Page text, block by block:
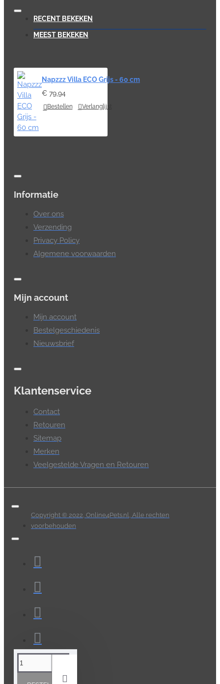
RECENT BEKEKEN
MEEST BEKEKEN
Napzzz Villa ECO Grijs - 60 cm
€ 79,94
Bestellen Verlanglijst
Informatie
Over ons
Verzending
Privacy Policy
Algemene voorwaarden
Mijn account
Mijn account
Bestelgeschiedenis
Nieuwsbrief
Klantenservice
Contact
Retouren
Sitemap
Merken
Veelgestelde Vragen en Retouren
Copyright © 2022, Online4Pets.nl, Alle rechten
voorbehouden